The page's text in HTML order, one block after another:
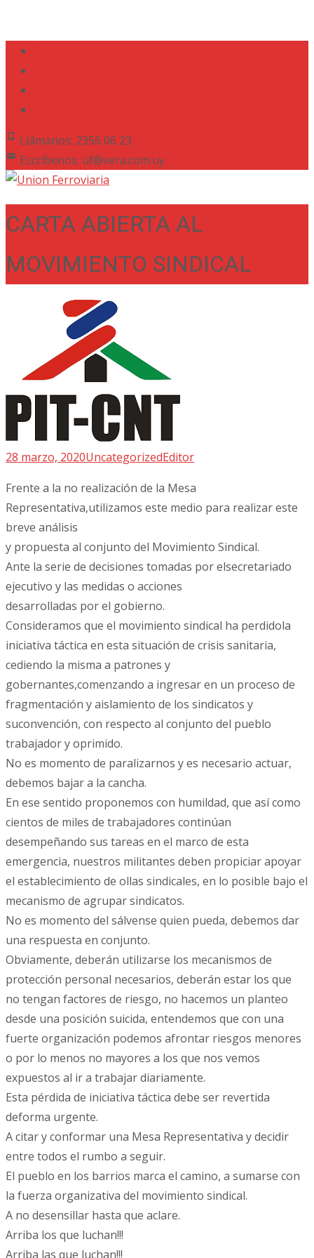
Llámanos: 2356 06 23
Escríbenos: uf@vera.com.uy
CARTA ABIERTA AL
MOVIMIENTO SINDICAL
28 marzo, 2020UncategorizedEditor
Frente a la no realización de la Mesa
Representativa,utilizamos este medio para realizar este
breve análisis
y propuesta al conjunto del Movimiento Sindical.
Ante la serie de decisiones tomadas por elsecretariado
ejecutivo y las medidas o acciones
desarrolladas por el gobierno.
Consideramos que el movimiento sindical ha perdidola
iniciativa táctica en esta situación de crisis sanitaria,
cediendo la misma a patrones y
gobernantes,comenzando a ingresar en un proceso de
fragmentación y aislamiento de los sindicatos y
suconvención, con respecto al conjunto del pueblo
trabajador y oprimido.
No es momento de paralizarnos y es necesario actuar,
debemos bajar a la cancha.
En ese sentido proponemos con humildad, que así como
cientos de miles de trabajadores continúan
desempeñando sus tareas en el marco de esta
emergencia, nuestros militantes deben propiciar apoyar
el establecimiento de ollas sindicales, en lo posible bajo el
mecanismo de agrupar sindicatos.
No es momento del sálvense quien pueda, debemos dar
una respuesta en conjunto.
Obviamente, deberán utilizarse los mecanismos de
protección personal necesarios, deberán estar los que
no tengan factores de riesgo, no hacemos un planteo
desde una posición suicida, entendemos que con una
fuerte organización podemos afrontar riesgos menores
o por lo menos no mayores a los que nos vemos
expuestos al ir a trabajar diariamente.
Esta pérdida de iniciativa táctica debe ser revertida
deforma urgente.
A citar y conformar una Mesa Representativa y decidir
entre todos el rumbo a seguir.
El pueblo en los barrios marca el camino, a sumarse con
la fuerza organizativa del movimiento sindical.
A no desensillar hasta que aclare.
Arriba los que luchan!!!
Arriba las que luchan!!!